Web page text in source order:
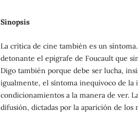
Sinopsis
La crítica de cine también es un
detonante el epígrafe de Foucault que
Digo también porque debe ser lucha,
igualmente, el síntoma inequívoco de la
condicionamientos a la manera de ver.
difusión, dictadas por la aparición de los